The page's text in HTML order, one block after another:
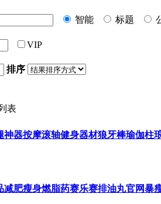
智能
标题
VIP
排序
神器按摩滚轴健身器材狼牙棒瑜伽柱
减肥瘦身燃脂药赛乐赛排油丸官网暴